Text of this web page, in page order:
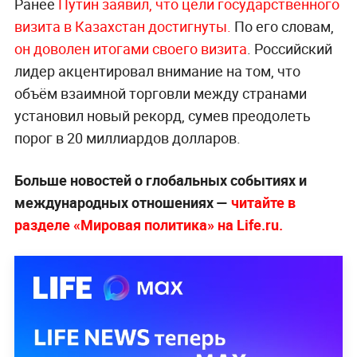
Ранее
Путин заявил, что цели государственного
визита в Казахстан достигнуты. По его словам,
он доволен итогами своего визита. Российский
лидер акцентировал внимание на том, что
объём взаимной торговли между странами
установил новый рекорд, сумев преодолеть
порог в 20 миллиардов долларов.
Больше новостей о глобальных событиях и
международных отношениях — читайте в
разделе «Мировая политика» на Life.ru.